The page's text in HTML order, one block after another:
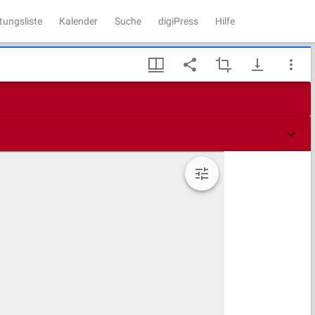
Kalender Suche digiPress Hilfe